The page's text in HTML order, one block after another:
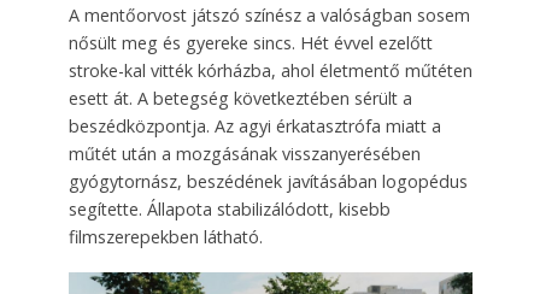
A mentőorvost játszó színész a valóságban sosem
nősült meg és gyereke sincs. Hét évvel ezelőtt
stroke-kal vitték kórházba, ahol életmentő műtéten
esett át. A betegség következtében sérült a
beszédközpontja. Az agyi érkatasztrófa miatt a
műtét után a mozgásának visszanyerésében
gyógytornász, beszédének javításában logopédus
segítette. Állapota stabilizálódott, kisebb
filmszerepekben látható.